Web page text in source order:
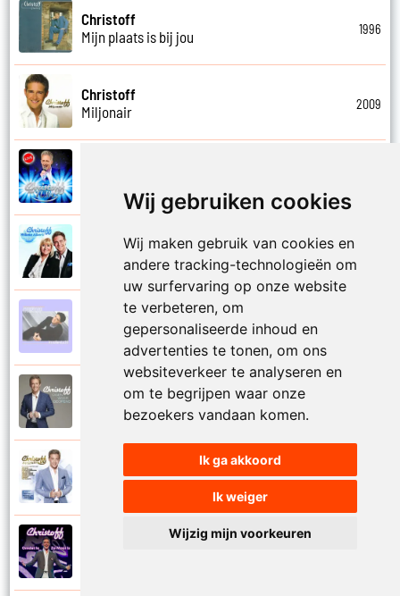
Wij gebruiken cookies
Wij maken gebruik van cookies en
andere tracking-technologieën om
uw surfervaring op onze website
te verbeteren, om
gepersonaliseerde inhoud en
advertenties te tonen, om ons
websiteverkeer te analyseren en
om te begrijpen waar onze
bezoekers vandaan komen.
Ik ga akkoord
Ik weiger
Wijzig mijn voorkeuren
Christoff
Mijn plaats is bij jou
1996
Christoff
Miljonair
2009
Christoff en Willeke Alberti
Niemand laat zijn eigen kind alleen
Christoff
Niets is voor niets
Christoff
Ogen weer geopend
Christoff en Florian Silbereisen
Omdat ie zo mooi is